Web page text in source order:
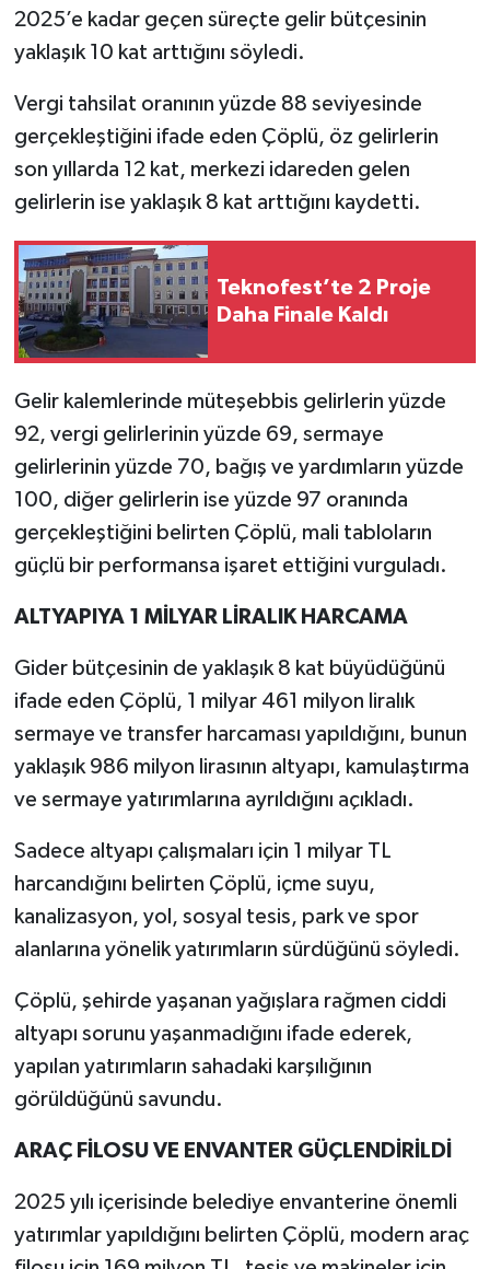
2025’e kadar geçen süreçte gelir bütçesinin
yaklaşık 10 kat arttığını söyledi.
Vergi tahsilat oranının yüzde 88 seviyesinde
gerçekleştiğini ifade eden Çöplü, öz gelirlerin
son yıllarda 12 kat, merkezi idareden gelen
gelirlerin ise yaklaşık 8 kat arttığını kaydetti.
Teknofest’te 2 Proje
Daha Finale Kaldı
Gelir kalemlerinde müteşebbis gelirlerin yüzde
92, vergi gelirlerinin yüzde 69, sermaye
gelirlerinin yüzde 70, bağış ve yardımların yüzde
100, diğer gelirlerin ise yüzde 97 oranında
gerçekleştiğini belirten Çöplü, mali tabloların
güçlü bir performansa işaret ettiğini vurguladı.
ALTYAPIYA 1 MİLYAR LİRALIK HARCAMA
Gider bütçesinin de yaklaşık 8 kat büyüdüğünü
ifade eden Çöplü, 1 milyar 461 milyon liralık
sermaye ve transfer harcaması yapıldığını, bunun
yaklaşık 986 milyon lirasının altyapı, kamulaştırma
ve sermaye yatırımlarına ayrıldığını açıkladı.
Sadece altyapı çalışmaları için 1 milyar TL
harcandığını belirten Çöplü, içme suyu,
kanalizasyon, yol, sosyal tesis, park ve spor
alanlarına yönelik yatırımların sürdüğünü söyledi.
Çöplü, şehirde yaşanan yağışlara rağmen ciddi
altyapı sorunu yaşanmadığını ifade ederek,
yapılan yatırımların sahadaki karşılığının
görüldüğünü savundu.
ARAÇ FİLOSU VE ENVANTER GÜÇLENDİRİLDİ
2025 yılı içerisinde belediye envanterine önemli
yatırımlar yapıldığını belirten Çöplü, modern araç